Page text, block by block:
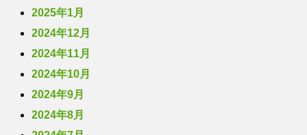
2025年1月
2024年12月
2024年11月
2024年10月
2024年9月
2024年8月